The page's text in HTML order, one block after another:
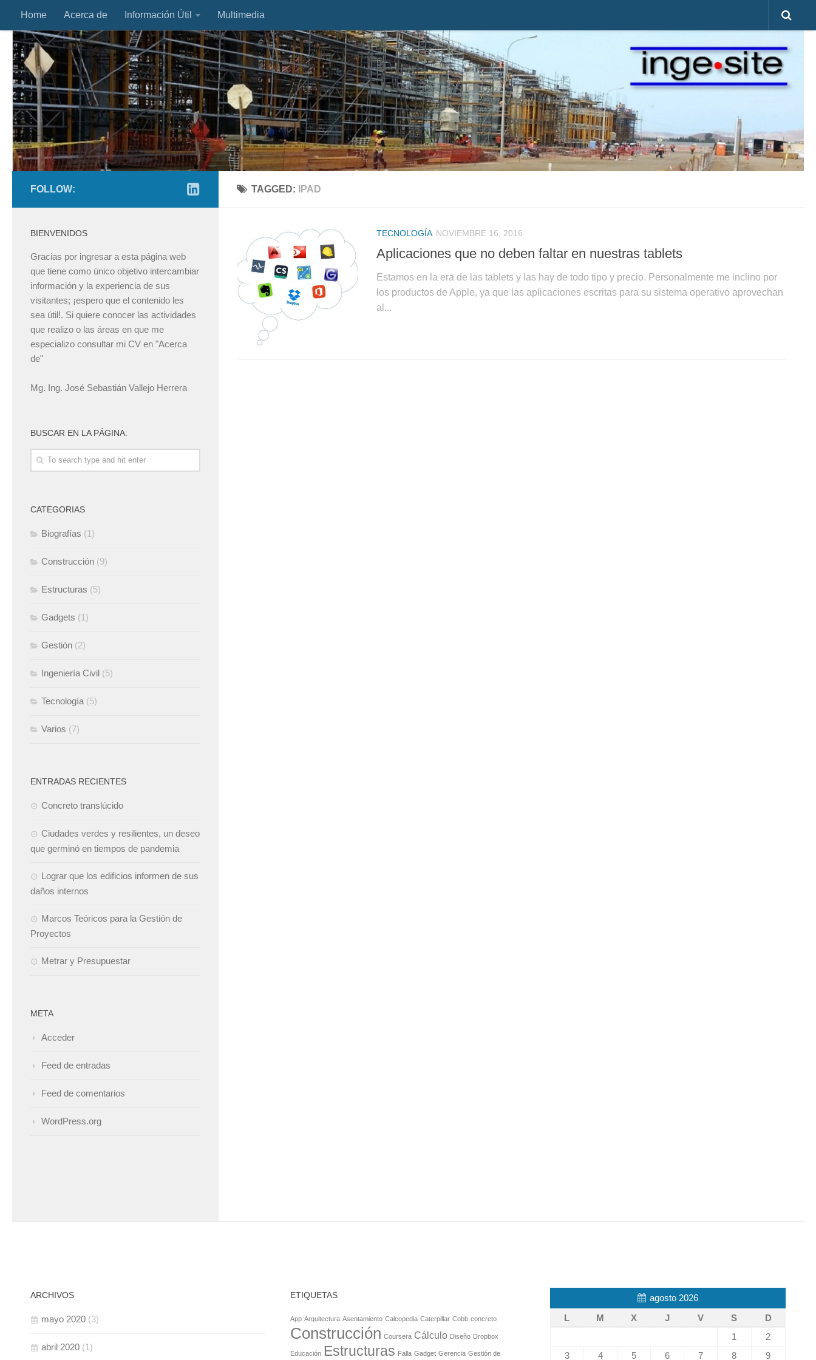
Home Acerca de Información Útil Multimedia
TAGGED: IPAD
TECNOLOGÍA NOVIEMBRE 16, 2016
Aplicaciones que no deben faltar en nuestras tablets
Estamos en la era de las tablets y las hay de todo tipo y precio. Personalmente me inclino por
los productos de Apple, ya que las aplicaciones escritas para su sistema operativo aprovechan
al...
FOLLOW:
BIENVENIDOS
Gracias por ingresar a esta página web
que tiene como único objetivo intercambiar
información y la experiencia de sus
visitantes; ¡espero que el contenido les
sea útil!. Si quiere conocer las actividades
que realizo o las áreas en que me
especializo consultar mi CV en "Acerca
de"
Mg. Ing. José Sebastián Vallejo Herrera
BUSCAR EN LA PÁGINA:
CATEGORIAS
Biografías (1)
Construcción (9)
Estructuras (5)
Gadgets (1)
Gestión (2)
Ingeniería Civil (5)
Tecnología (5)
Varios (7)
ENTRADAS RECIENTES
Concreto translúcido
Ciudades verdes y resilientes, un deseo
que germinó en tiempos de pandemia
Lograr que los edificios informen de sus
daños internos
Marcos Teóricos para la Gestión de
Proyectos
Metrar y Presupuestar
META
Acceder
Feed de entradas
Feed de comentarios
WordPress.org
ARCHIVOS
mayo 2020 (3)
abril 2020 (1)
ETIQUETAS
App Arquitectura Asentamiento Calcopedia Caterpillar Cobb concreto
Construcción Coursera Cálculo Diseño Dropbox
Educación Estructuras Falla Gadget Gerencia Gestión de
agosto 2026
L
M X J V S
D
1
2
3
4 5 6 7 8 9